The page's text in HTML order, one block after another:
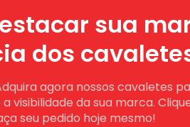
sua
dos
agora nossos cavaletes
visibilidade da sua marca.
seu pedido hoje mesmo!